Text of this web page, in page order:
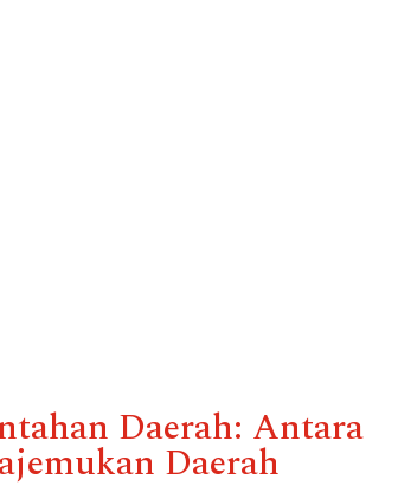
Daerah: Antara
Daerah